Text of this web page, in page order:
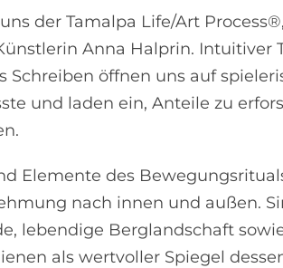
der Tamalpa Life/Art
Anna Halprin. Intuitiver
öffnen uns auf
und laden ein, Anteile zu
Elemente des
nach innen und außen.
lebendige Berglandschaft
als wertvoller Spiegel